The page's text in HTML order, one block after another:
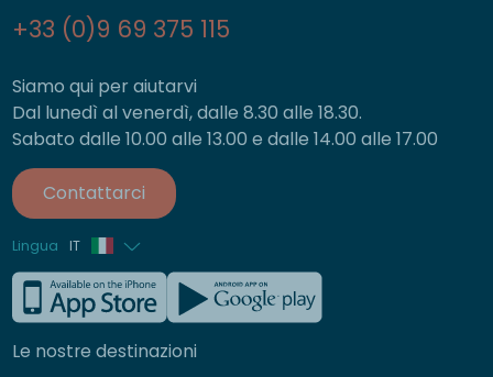
+33 (0)9 69 375 115
Siamo qui per aiutarvi
Dal lunedì al venerdì, dalle 8.30 alle 18.30.
Sabato dalle 10.00 alle 13.00 e dalle 14.00 alle 17.00
Contattarci
Lingua IT
Francese
Inglese
Tedesco
Le nostre destinazioni